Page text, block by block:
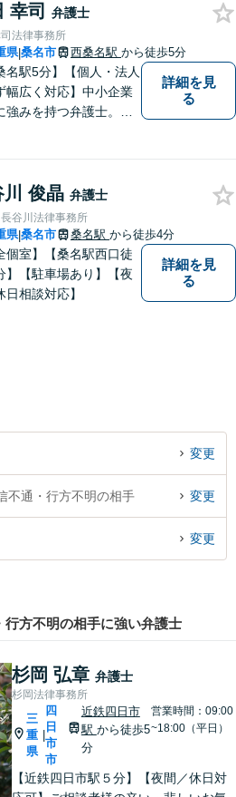
幸司 弁護士
法律事務所
県|桑名市 西桑名駅 から徒歩5分
名駅5分】【個人・法人
幅広く対応】中小企業
強みを持つ弁護士。個
。お困りごとは、お気
相談ください。
詳細を見
る
川 俊晶 弁護士
谷川法律事務所
県|桑名市 桑名駅 から徒歩4分
個室】【桑名駅西口徒
】【駐車場あり】【夜
日相談対応】
詳細を見
る
変更
不通・行方不明の相手 変更
変更
方不明の相手に強い弁護士
杉岡 弘章 弁護士
杉岡法律事務所
三
重
県
四
日
市
市
近鉄四日市
駅 から徒歩5
分
営業時間：09:00
~18:00（平日）
【近鉄四日市駅５分】【夜間／休日対